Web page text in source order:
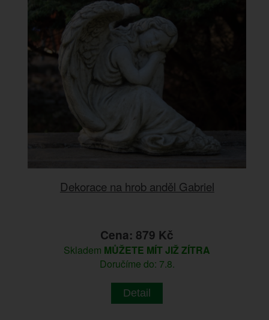
Dekorace na hrob anděl Gabriel
Cena: 879 Kč
Skladem MŮŽETE MÍT JIŽ ZÍTRA
Doručíme do: 7.8.
Detail